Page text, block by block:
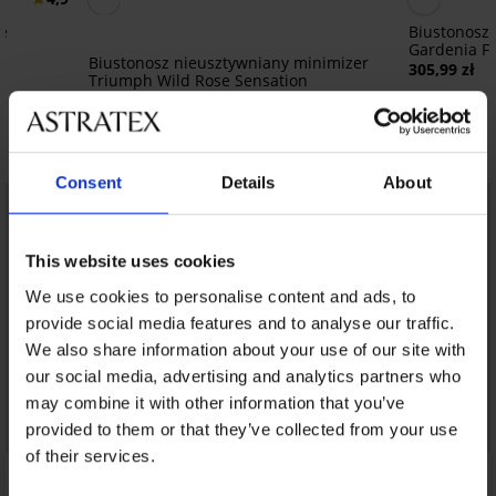
Consent Details About
This website uses cookies
We use cookies to personalise content and ads, to
provide social media features and to analyse our traffic.
We also share information about your use of our site with
our social media, advertising and analytics partners who
may combine it with other information that you’ve
provided to them or that they’ve collected from your use
of their services.
Biustonosz nieusztywniany minimizer
Triumph Wild Rose Sensation
Gardenia
305,99 zł
Odkryj podobne produkty